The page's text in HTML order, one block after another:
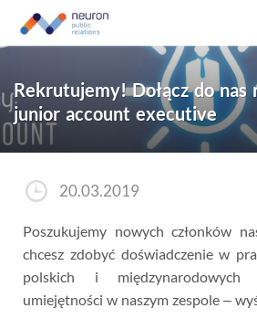
Rekrutujemy! Dołącz do nas
junior account executive
20.03.2019
Poszukujemy nowych członków
chcesz zdobyć doświadczenie w
polskich i
umiejętności w naszym zespole –